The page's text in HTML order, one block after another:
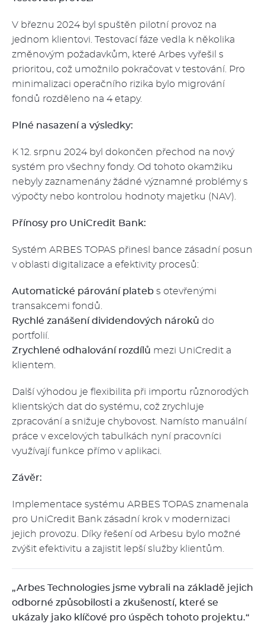
V březnu 2024 byl spuštěn pilotní provoz na
jednom klientovi. Testovací fáze vedla k několika
změnovým požadavkům, které Arbes vyřešil s
prioritou, což umožnilo pokračovat v testování. Pro
minimalizaci operačního rizika bylo migrování
fondů rozděleno na 4 etapy.
Plné nasazení a výsledky:
K 12. srpnu 2024 byl dokončen přechod na nový
systém pro všechny fondy. Od tohoto okamžiku
nebyly zaznamenány žádné významné problémy s
výpočty nebo kontrolou hodnoty majetku (NAV).
Přínosy pro UniCredit Bank:
Systém ARBES TOPAS přinesl bance zásadní posun
v oblasti digitalizace a efektivity procesů:
Automatické párování plateb s otevřenými
transakcemi fondů.
Rychlé zanášení dividendových nároků do
portfolií.
Zrychlené odhalování rozdílů mezi UniCredit a
klientem.
Další výhodou je flexibilita při importu různorodých
klientských dat do systému, což zrychluje
zpracování a snižuje chybovost. Namísto manuální
práce v excelových tabulkách nyní pracovníci
využívají funkce přímo v aplikaci.
Závěr:
Implementace systému ARBES TOPAS znamenala
pro UniCredit Bank zásadní krok v modernizaci
jejich provozu. Díky řešení od Arbesu bylo možné
zvýšit efektivitu a zajistit lepší služby klientům.
„Arbes Technologies jsme vybrali na základě jejich
odborné způsobilosti a zkušeností, které se
ukázaly jako klíčové pro úspěch tohoto projektu.“